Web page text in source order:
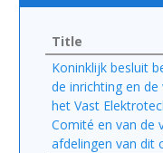
Title
Koninklijk besluit
de inrichting en de
het Vast
Comité en van de
afdelingen van dit